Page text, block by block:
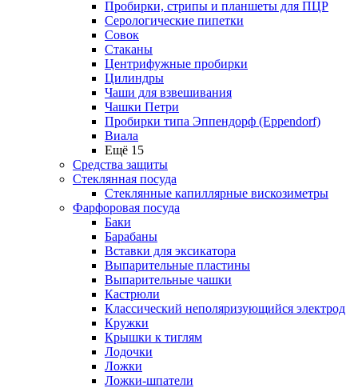
Пробирки, стрипы и планшеты для ПЦР
Серологические пипетки
Совок
Стаканы
Центрифужные пробирки
Цилиндры
Чаши для взвешивания
Чашки Петри
Пробирки типа Эппендорф (Eppendorf)
Виала
Ещё 15
Средства защиты
Стеклянная посуда
Стеклянные капиллярные вискозиметры
Фарфоровая посуда
Баки
Барабаны
Вставки для эксикатора
Выпарительные пластины
Выпарительные чашки
Кастрюли
Классический неполяризующийся электрод
Кружки
Крышки к тиглям
Лодочки
Ложки
Ложки-шпатели